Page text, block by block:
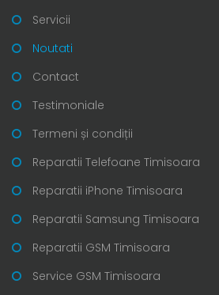
Servicii
Noutati
Contact
Testimoniale
Termeni și condiții
Reparatii Telefoane Timisoara
Reparatii iPhone Timisoara
Reparatii Samsung Timisoara
Reparatii GSM Timisoara
Service GSM Timisoara